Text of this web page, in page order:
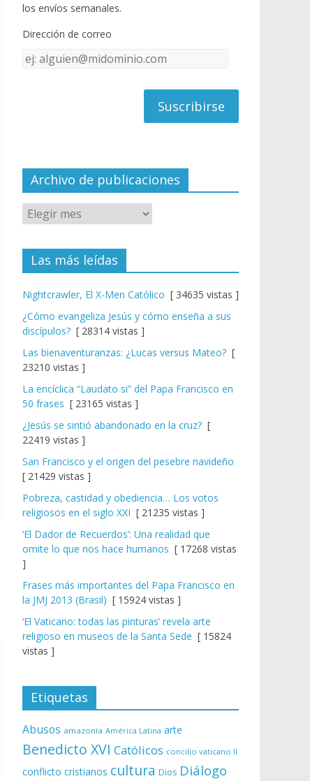
o
k e
C
el
los envíos semanales.
Dirección de correo
Dirección
Archivo de publicaciones
Las más leídas
Nightcrawler, El X-Men Católico [ 34635 vistas ]
¿Cómo evangeliza Jesús y cómo enseña a sus
discípulos? [ 28314 vistas ]
Las bienaventuranzas: ¿Lucas versus Mateo? [
23210 vistas ]
La encíclica “Laudato si” del Papa Francisco en
50 frases [ 23165 vistas ]
¿Jesús se sintió abandonado en la cruz? [
22419 vistas ]
San Francisco y el origen del pesebre navideño
[ 21429 vistas ]
Pobreza, castidad y obediencia… Los votos
religiosos en el siglo XXI [ 21235 vistas ]
‘El Dador de Recuerdos’: Una realidad que
omite lo que nos hace humanos [ 17268 vistas
]
Frases más importantes del Papa Francisco en
la JMJ 2013 (Brasil) [ 15924 vistas ]
‘El Vaticano: todas las pinturas’ revela arte
religioso en museos de la Santa Sede [ 15824
vistas ]
Etiquetas
Abusos amazonía América Latina arte
Benedicto XVI Católicos concilio vaticano II
conflicto cristianos cultura Dios Diálogo